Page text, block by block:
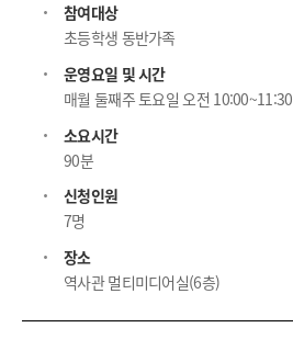
참여대상
초등학생 동반가족
운영요일 및 시간
매월 둘째주 토요일 오전 10:00~11:30
소요시간
90분
신청인원
7명
장소
역사관 멀티미디어실(6층)